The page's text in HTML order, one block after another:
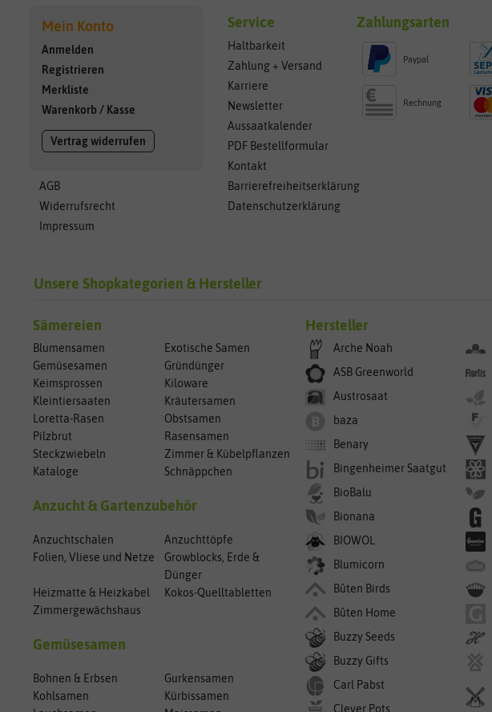
Mein Konto
Anmelden
Registrieren
Merkliste
Warenkorb / Kasse
Vertrag widerrufen
AGB
Widerrufsrecht
Impressum
Service
Haltbarkeit
Zahlung + Versand
Karriere
Newsletter
Aussaatkalender
PDF Bestellformular
Kontakt
Barrierefreiheitserklärung
Datenschutzerklärung
Zahlungsarten
Paypal
Rechnung
Unsere Shopkategorien & Hersteller
Sämereien
Blumensamen
Exotische Samen
Gemüsesamen
Gründünger
Keimsprossen
Kiloware
Kleintiersaaten
Kräutersamen
Loretta-Rasen
Obstsamen
Pilzbrut
Rasensamen
Steckzwiebeln
Zimmer & Kübelpflanzen
Kataloge
Schnäppchen
Anzucht & Gartenzubehör
Anzuchtschalen
Anzuchttöpfe
Folien, Vliese und Netze
Growblocks, Erde &
Dünger
Heizmatte & Heizkabel
Kokos-Quelltabletten
Zimmergewächshaus
Gemüsesamen
Bohnen & Erbsen
Gurkensamen
Kohlsamen
Kürbissamen
Hersteller
Arche Noah
ASB Greenworld
Austrosaat
baza
Benary
Bingenheimer Saatgut
BioBalu
Bionana
BIOWOL
Blumicorn
Bûten Birds
Bûten Home
Buzzy Seeds
Buzzy Gifts
Carl Pabst
Clever Pots